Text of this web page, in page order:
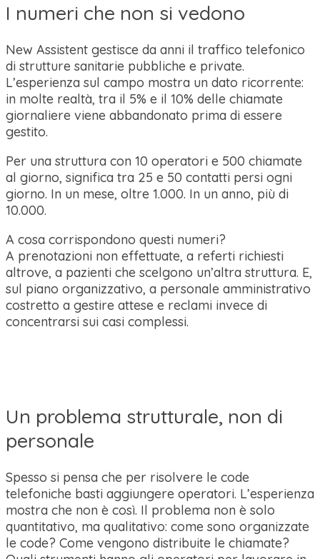
I numeri che non si vedono
New Assistent gestisce da anni il traffico telefonico
di strutture sanitarie pubbliche e private.
L’esperienza sul campo mostra un dato ricorrente:
in molte realtà, tra il 5% e il 10% delle chiamate
giornaliere viene abbandonato prima di essere
gestito.
Per una struttura con 10 operatori e 500 chiamate
al giorno, significa tra 25 e 50 contatti persi ogni
giorno. In un mese, oltre 1.000. In un anno, più di
10.000.
A cosa corrispondono questi numeri?
A prenotazioni non effettuate, a referti richiesti
altrove, a pazienti che scelgono un’altra struttura. E,
sul piano organizzativo, a personale amministrativo
costretto a gestire attese e reclami invece di
concentrarsi sui casi complessi.
Un problema strutturale, non di
personale
Spesso si pensa che per risolvere le code
telefoniche basti aggiungere operatori. L’esperienza
mostra che non è così. Il problema non è solo
quantitativo, ma qualitativo: come sono organizzate
le code? Come vengono distribuite le chiamate?